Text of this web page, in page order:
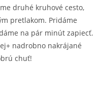
druhé kruhové cesto,
pretlakom. Pridáme
na pár minút zapiecť.
nadrobno nakrájané
chuť!